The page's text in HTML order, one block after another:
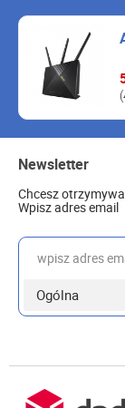
Newsletter
Chcesz
Wpisz adres email
wpisz adres